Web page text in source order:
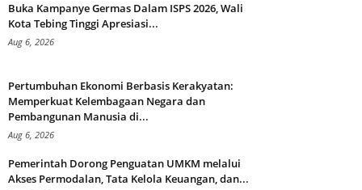
Buka Kampanye Germas Dalam ISPS 2026, Wali
Kota Tebing Tinggi Apresiasi...
Aug 6, 2026
Pertumbuhan Ekonomi Berbasis Kerakyatan:
Memperkuat Kelembagaan Negara dan
Pembangunan Manusia di...
Aug 6, 2026
Pemerintah Dorong Penguatan UMKM melalui
Akses Permodalan, Tata Kelola Keuangan, dan...